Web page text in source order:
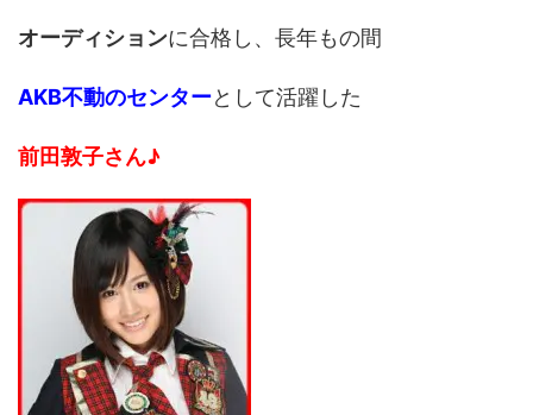
オーディションに合格し、長年もの間
AKB不動のセンターとして活躍した
前田敦子さん♪